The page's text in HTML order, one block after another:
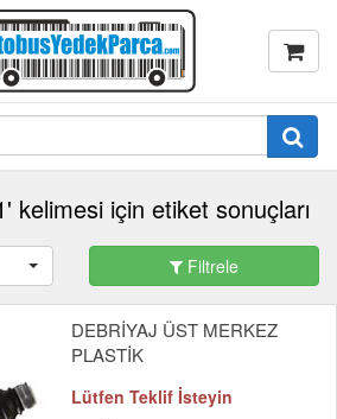
kelimesi için etiket sonuçları
Filtrele
DEBRİYAJ ÜST MERKEZ
PLASTİK
Lütfen Teklif İsteyin